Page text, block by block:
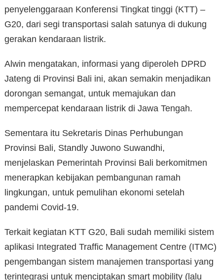
penyelenggaraan Konferensi Tingkat tinggi (KTT) –
G20, dari segi transportasi salah satunya di dukung
gerakan kendaraan listrik.
Alwin mengatakan, informasi yang diperoleh DPRD
Jateng di Provinsi Bali ini, akan semakin menjadikan
dorongan semangat, untuk memajukan dan
mempercepat kendaraan listrik di Jawa Tengah.
Sementara itu Sekretaris Dinas Perhubungan
Provinsi Bali, Standly Juwono Suwandhi,
menjelaskan Pemerintah Provinsi Bali berkomitmen
menerapkan kebijakan pembangunan ramah
lingkungan, untuk pemulihan ekonomi setelah
pandemi Covid-19.
Terkait kegiatan KTT G20, Bali sudah memiliki sistem
aplikasi Integrated Traffic Management Centre (ITMC)
pengembangan sistem manajemen transportasi yang
terintegrasi untuk menciptakan smart mobility (lalu